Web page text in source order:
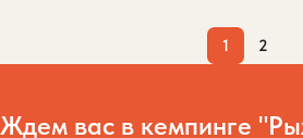
1 2
Ждем вас в кемпинге